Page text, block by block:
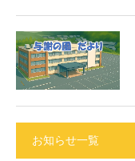
お知らせ一覧